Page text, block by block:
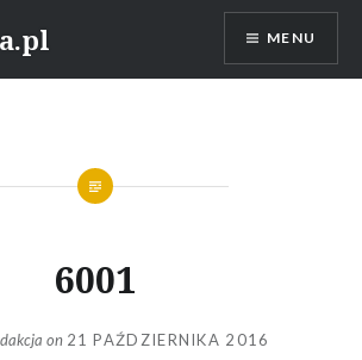
MENU
6001
on 21 PAŹDZIERNIKA 2016